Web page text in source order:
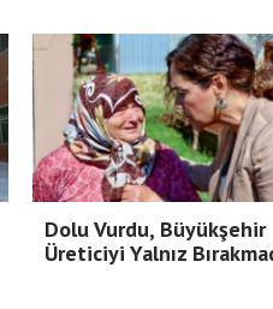
Dolu Vurdu, Büyükşehir
Üreticiyi Yalnız